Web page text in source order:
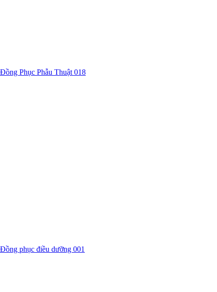
Đồng Phục Phẫu Thuật 018
Đồng phục điều dưỡng 001